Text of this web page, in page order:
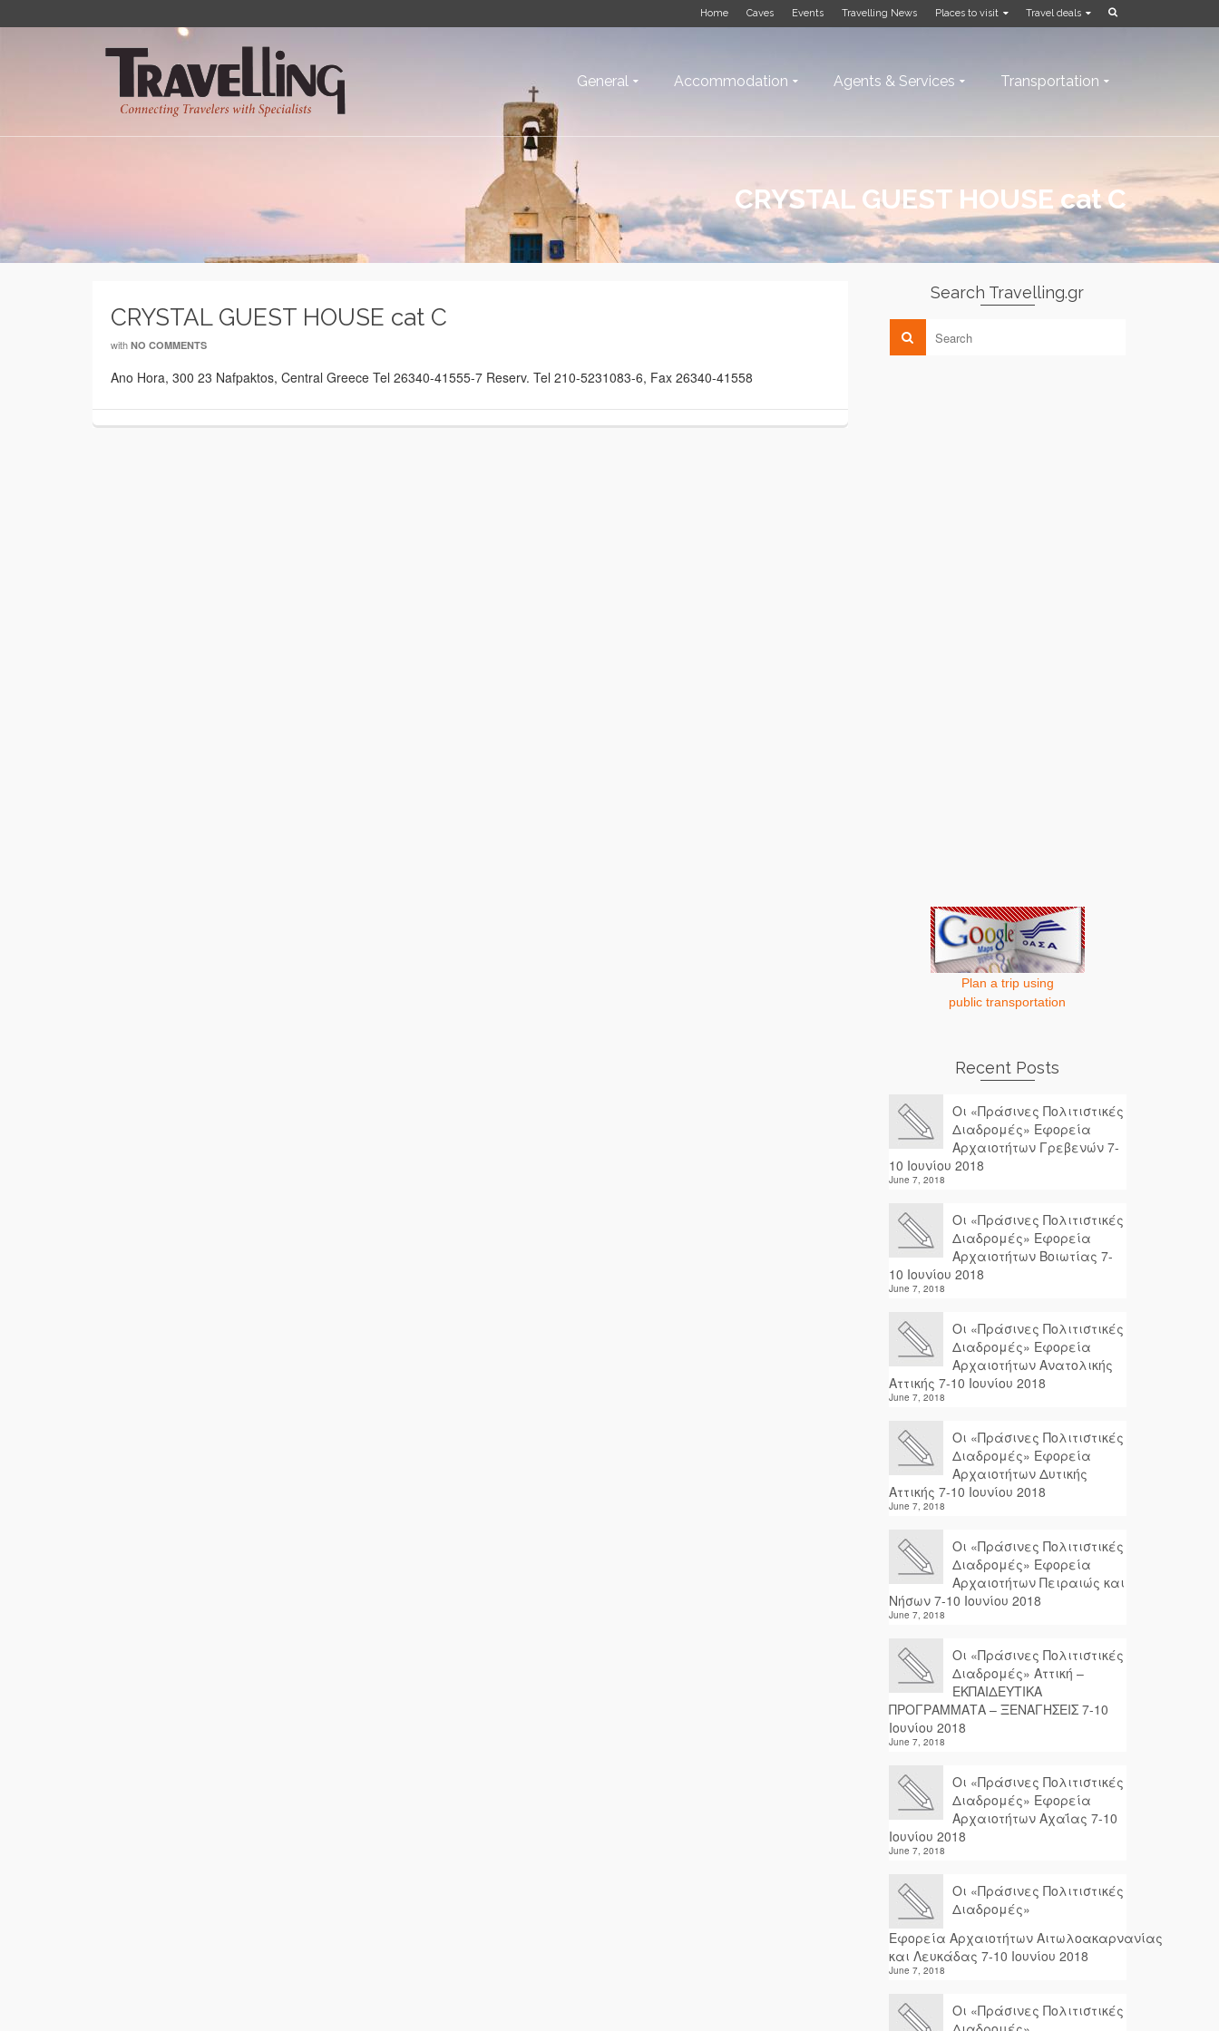
Home Caves Events Travelling News Places to visit Travel deals
General Accommodation Agents & Services Transportation
CRYSTAL GUEST HOUSE cat C
CRYSTAL GUEST HOUSE cat C
with NO COMMENTS
Ano Hora, 300 23 Nafpaktos, Central Greece Tel 26340-41555-7 Reserv. Tel 210-5231083-6, Fax 26340-41558
Search Travelling.gr
Plan a trip using
public transportation
Recent Posts
Οι «Πράσινες Πολιτιστικές
Διαδρομές» Εφορεία
Αρχαιοτήτων Γρεβενών 7-
10 Ιουνίου 2018
June 7, 2018
Οι «Πράσινες Πολιτιστικές
Διαδρομές» Εφορεία
Αρχαιοτήτων Βοιωτίας 7-
10 Ιουνίου 2018
June 7, 2018
Οι «Πράσινες Πολιτιστικές
Διαδρομές» Εφορεία
Αρχαιοτήτων Ανατολικής
Αττικής 7-10 Ιουνίου 2018
June 7, 2018
Οι «Πράσινες Πολιτιστικές
Διαδρομές» Εφορεία
Αρχαιοτήτων Δυτικής
Αττικής 7-10 Ιουνίου 2018
June 7, 2018
Οι «Πράσινες Πολιτιστικές
Διαδρομές» Εφορεία
Αρχαιοτήτων Πειραιώς και
Νήσων 7-10 Ιουνίου 2018
June 7, 2018
Οι «Πράσινες Πολιτιστικές
Διαδρομές» Αττική –
ΕΚΠΑΙΔΕΥΤΙΚΑ
ΠΡΟΓΡΑΜΜΑΤΑ – ΞΕΝΑΓΗΣΕΙΣ 7-10
Ιουνίου 2018
June 7, 2018
Οι «Πράσινες Πολιτιστικές
Διαδρομές» Εφορεία
Αρχαιοτήτων Αχαΐας 7-10
Ιουνίου 2018
June 7, 2018
Οι «Πράσινες Πολιτιστικές
Διαδρομές»
Εφορεία Αρχαιοτήτων Αιτωλοακαρνανίας
και Λευκάδας 7-10 Ιουνίου 2018
June 7, 2018
Οι «Πράσινες Πολιτιστικές